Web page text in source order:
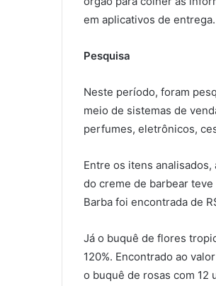
em aplicativos de entrega.
Pesquisa
Neste período, foram
meio de sistemas de
perfumes, eletrônicos,
Entre os itens
do creme de barbear teve
Barba foi encontrada de
Já o buquê de flores
120%. Encontrado ao
o buquê de rosas com 12